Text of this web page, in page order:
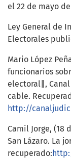
el 22 de mayo de
Ley General de
Electorales
Mario López
funcionarios
electoral‖,
cable.
http://
Camil Jorge, (18
San Lázaro. La
recuperado: